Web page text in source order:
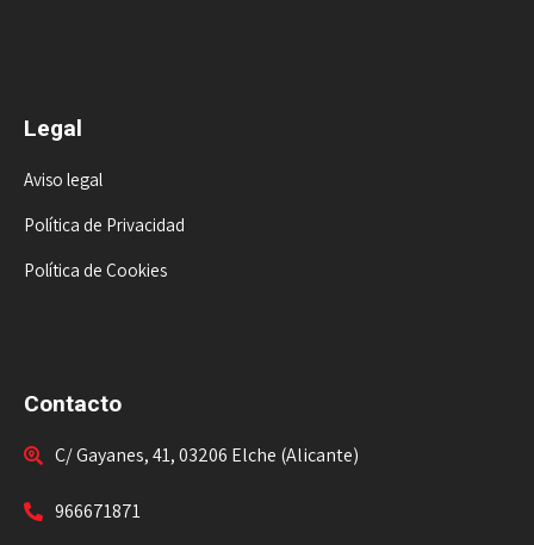
Legal
Aviso legal
Política de Privacidad
Política de Cookies
Contacto
C/ Gayanes, 41, 03206 Elche (Alicante)
966671871